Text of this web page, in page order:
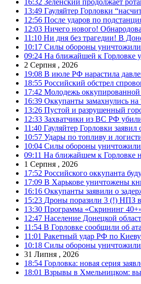
13:49 Гауляйтер Горловки
12:56 После ударов по
12:03 Ничего нового!
11:10 Ни дня без трагедии! В
10:17 Силы обороны уничтожили
09:24 На ближайшей к Горловке
2 Серпня , 2026
19:08 В июле РФ нарастила
18:55 Российский обстрел
17:42 Молодежь
16:39 Оккупанты замахнулись
13:26 Пустой и разрушенный
12:33 Захватчики из ВС РФ
11:40 Гауляйтер Горловки
10:57 Удары по топливу и
10:04 Силы обороны уничтожили
09:11 На ближайшем к Горловке
1 Серпня , 2026
17:52 Российского оккупанта
17:09 В Харькове уничтожены
16:16 Оккупанты заявили о
15:23 Дроны поразили 3 (!) НПЗ в
13:30 Программа «Скрининг
12:47 Население Донецкой
11:54 В Горловке сообщили об
11:01 Ракетный удар РФ по
10:18 Силы обороны уничтожили
31 Липня , 2026
18:54 Горловка: новая серия
18:01 Взрывы в Хмельницком: